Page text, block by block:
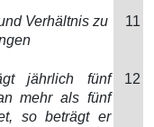
Verhältnis zu
11
jährlich fünf
mehr als fünf
so beträgt er
12